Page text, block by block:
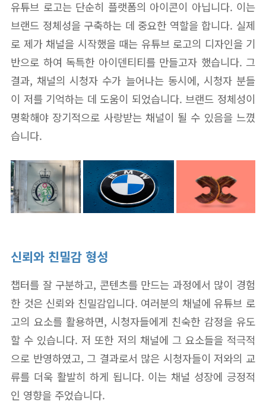
유튜브 로고는 단순히 플랫폼의 아이콘이 아닙니다. 이는
브랜드 정체성을 구축하는 데 중요한 역할을 합니다. 실제
로 제가 채널을 시작했을 때는 유튜브 로고의 디자인을 기
반으로 하여 독특한 아이덴티티를 만들고자 했습니다. 그
결과, 채널의 시청자 수가 늘어나는 동시에, 시청자 분들
이 저를 기억하는 데 도움이 되었습니다. 브랜드 정체성이
명확해야 장기적으로 사랑받는 채널이 될 수 있음을 느꼈
습니다.
신뢰와 친밀감 형성
챕터를 잘 구분하고, 콘텐츠를 만드는 과정에서 많이 경험
한 것은 신뢰와 친밀감입니다. 여러분의 채널에 유튜브 로
고의 요소를 활용하면, 시청자들에게 친숙한 감정을 유도
할 수 있습니다. 저 또한 저의 채널에 그 요소들을 적극적
으로 반영하였고, 그 결과로서 많은 시청자들이 저와의 교
류를 더욱 활발히 하게 됩니다. 이는 채널 성장에 긍정적
인 영향을 주었습니다.